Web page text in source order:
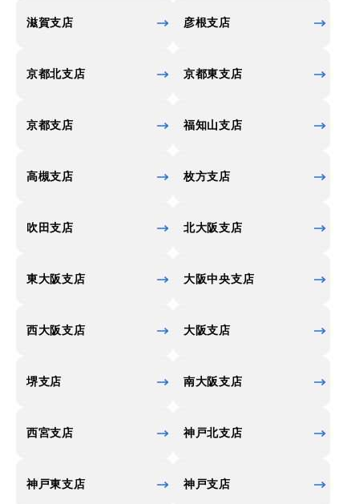
滋賀支店 彦根支店
京都北支店 京都東支店
京都支店 福知山支店
高槻支店 枚方支店
吹田支店 北大阪支店
東大阪支店 大阪中央支店
西大阪支店 大阪支店
堺支店 南大阪支店
西宮支店 神戸北支店
神戸東支店 神戸支店